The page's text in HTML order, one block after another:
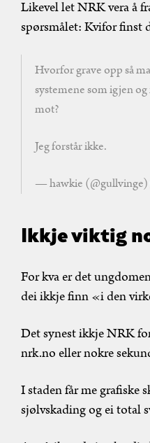
Likevel let NRK vera å
spørsmålet: Kvifor finst
Hvorfor grave opp så
systemene som igjen
mot?
Jeg forstår ikke.
— hawkie (@gullvinge)
Ikkje viktig
For kva er det
dei ikkje finn «i den
Det synest ikkje NRK
nrk.no eller nokre
I staden får me grafiske
sjølvskading og ei total